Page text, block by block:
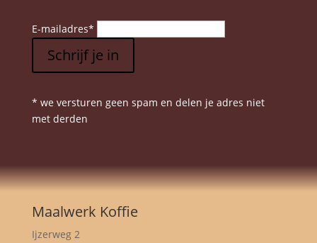
E-mailadres*
Schrijf je in
* we versturen geen spam en delen je adres niet
met derden
Maalwerk Koffie
Ijzerweg 2